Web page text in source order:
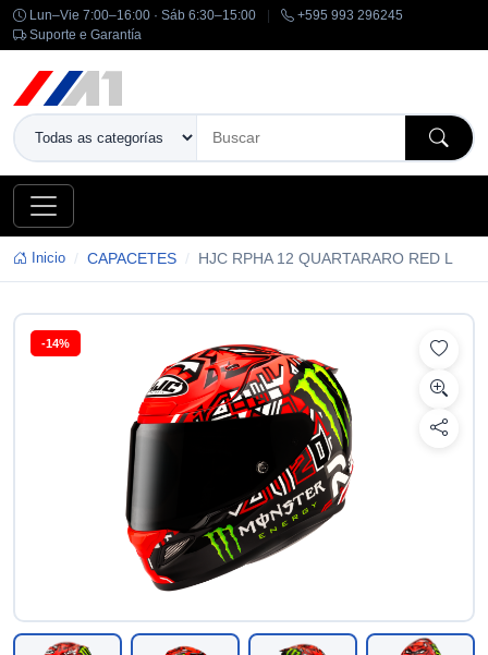
Lun–Vie 7:00–16:00 · Sáb 6:30–15:00
+595 993 296245
Suporte e Garantía
Inicio CAPACETES HJC RPHA 12 QUARTARARO RED L
-14%